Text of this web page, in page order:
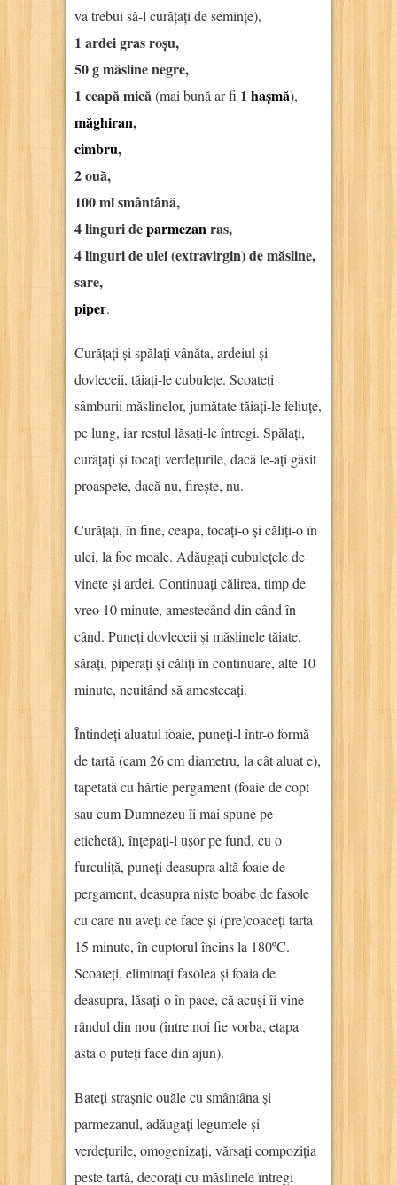
va trebui să-l curățați de semințe),
1 ardei gras roșu,
50 g măsline negre,
1 ceapă mică(mai bună ar fi 1 hașmă),
măghiran,
cimbru,
2 ouă,
100 ml smântână,
4 linguri deparmezanras,
4 linguri de ulei (extravirgin) de măsline,
sare,
piper.
Curățați și spălați vânăta, ardeiul și
dovleceii, tăiați-le cubulețe. Scoateți
sâmburii măslinelor, jumătate tăiați-le feliuțe,
pe lung, iar restul lăsați-le întregi. Spălați,
curățați și tocați verdețurile, dacă le-ați găsit
proaspete, dacă nu, firește, nu.
Curățați, în fine, ceapa, tocați-o și căliți-o în
ulei, la foc moale. Adăugați cubulețele de
vinete și ardei. Continuați călirea, timp de
vreo 10 minute, amestecând din când în
când. Puneți dovleceii și măslinele tăiate,
sărați, piperați și căliți în continuare, alte 10
minute, neuitând să amestecați.
Întindeți aluatul foaie, puneți-l într-o formă
de tartă (cam 26 cm diametru, la cât aluat e),
tapetată cu hârtie pergament (foaie de copt
sau cum Dumnezeu îi mai spune pe
etichetă), înțepați-l ușor pe fund, cu o
furculiță, puneți deasupra altă foaie de
pergament, deasupra niște boabe de fasole
cu care nu aveți ce face și (pre)coaceți tarta
15 minute, în cuptorul încins la 180ºC.
Scoateți, eliminați fasolea și foaia de
deasupra, lăsați-o în pace, că acuși îi vine
rândul din nou (între noi fie vorba, etapa
asta o puteți face din ajun).
Bateți strașnic ouăle cu smântâna și
parmezanul, adăugați legumele și
verdețurile, omogenizați, vărsați compoziția
peste tartă, decorați cu măslinele întregi